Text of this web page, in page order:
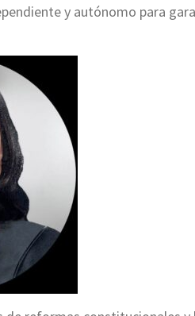
y autónomo para